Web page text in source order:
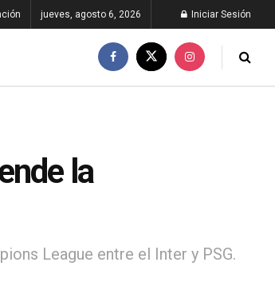
jueves, agosto 6, 2026 Iniciar Sesión
la
League entre el Inter y PSG.